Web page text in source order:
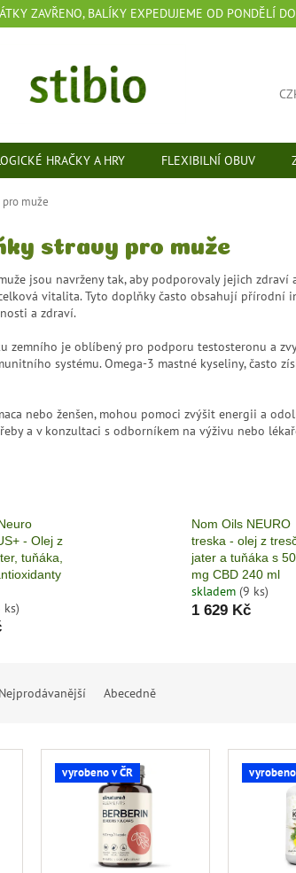
ZAVŘENO, BALÍKY EXPEDUJEME OD PONDĚLÍ
HRAČKY A HRY FLEXIBILNÍ OBUV
pro muže
stravy pro muže
jsou navrženy tak, aby podporovaly jejich
vitalita. Tyto doplňky často obsahují přírodní
a zdraví.
zemního je oblíbený pro podporu testosteronu a
systému. Omega-3 mastné kyseliny, často
nebo ženšen, mohou pomoci zvýšit energii a
a v konzultaci s odborníkem na výživu nebo
- Olej z
tuňáka,
ks)
Nom Oils NEURO
treska - olej z
jater a tuňáka s
mg CBD 240 ml
skladem (9 ks)
1 629 Kč
Nejprodávanější Abecedně
vyrobeno v ČR vyrobeno